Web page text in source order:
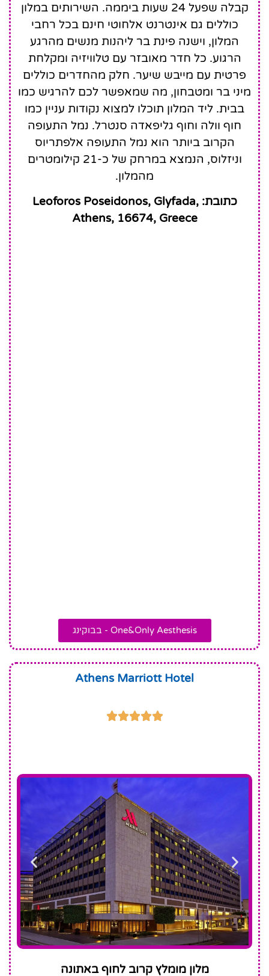
קבלה שפעל 24 שעות ביממה. השירותים במלון
כוללים גם אינטרנט אלחוטי חינם בכל רחבי
המלון, וישנה פינת בר ליהנות מנשים מהרגע
הרגוע. כל חדר מאובזר עם טלוויזיה ומקלחת
פרטית עם מייבש שיער. חלק מהחדרים כוללים
מיני בר ומטבחון, מה שמאפשר לכם להרגיש כמו
בבית. ליד המלון תוכלו למצוא נקודות עניין כמו
חוף וולה וחוף גליפאדה סנטרל. נמל התעופה
הקרוב ביותר הוא נמל התעופה אלפתריוס
וניזלוס, הנמצא במרחק של כ-21 קילומטרים
מהמלון.
כתובת: Leoforos Poseidonos, Glyfada,
Athens, 16674, Greece
One&Only Aesthesis - בבוקינג
Athens Marriott Hotel





Athens
מלון מומלץ קרוב לחוף באתונה